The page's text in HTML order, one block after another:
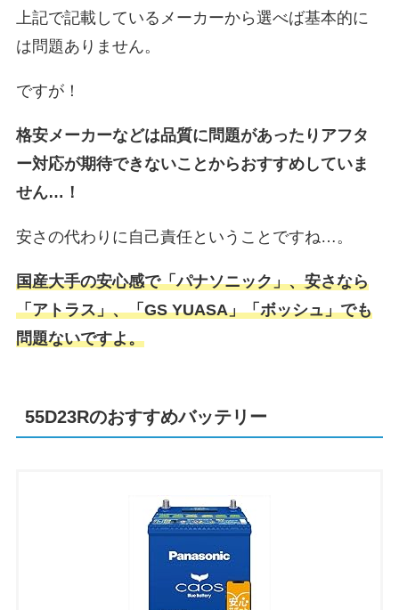
上記で記載しているメーカーから選べば基本的に
は問題ありません。
ですが！
格安メーカーなどは品質に問題があったりアフタ
ー対応が期待できないことからおすすめしていま
せん…！
安さの代わりに自己責任ということですね…。
国産大手の安心感で「パナソニック」、安さなら
「アトラス」、「GS YUASA」「ボッシュ」でも
問題ないですよ。
55D23Rのおすすめバッテリー